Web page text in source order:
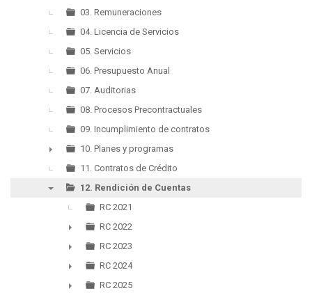
►
03. Remuneraciones
04. Licencia de Servicios
05. Servicios
06. Presupuesto Anual
07. Auditorias
08. Procesos Precontractuales
09. Incumplimiento de contratos
►
10. Planes y programas
11. Contratos de Crédito
12. Rendición de Cuentas
RC 2021
►
RC 2022
►
RC 2023
►
RC 2024
RC 2025